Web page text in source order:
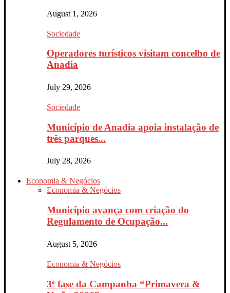
August 1, 2026
Sociedade
Operadores turísticos visitam concelho de
Anadia
July 29, 2026
Sociedade
Município de Anadia apoia instalação de
três parques...
July 28, 2026
Economia & Negócios
Economia & Negócios
Município avança com criação do
Regulamento de Ocupação...
August 5, 2026
Economia & Negócios
3ª fase da Campanha “Primavera &